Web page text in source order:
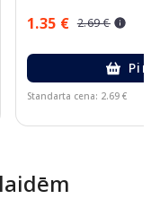
1.35 € 2.69 €
Standarta cena: 2.69 €